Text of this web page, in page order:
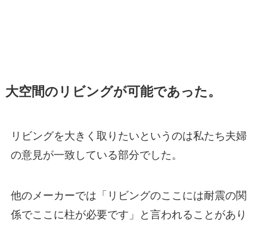
大空間のリビングが可能であった。
リビングを大きく取りたいというのは私たち夫婦
の意見が一致している部分でした。
他のメーカーでは「リビングのここには耐震の関
係でここに柱が必要です」と言われることがあり